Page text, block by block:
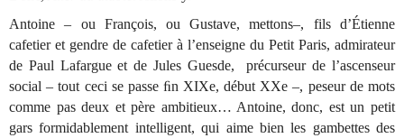
Antoine – ou François, ou Gustave, mettons–, fils d’Étienne
cafetier et gendre de cafetier à l’enseigne du Petit Paris, admirateur
de Paul Lafargue et de Jules Guesde, précurseur de l’ascenseur
social – tout ceci se passe ﬁn XIXe, début XXe –, peseur de mots
comme pas deux et père ambitieux… Antoine, donc, est un petit
gars formidablement intelligent, qui aime bien les gambettes des